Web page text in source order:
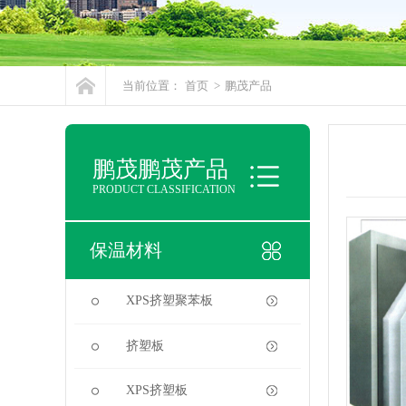
当前位置： 首页 > 鹏茂产品
鹏茂鹏茂产品
PRODUCT CLASSIFICATION
保温材料
XPS挤塑聚苯板
挤塑板
XPS挤塑板